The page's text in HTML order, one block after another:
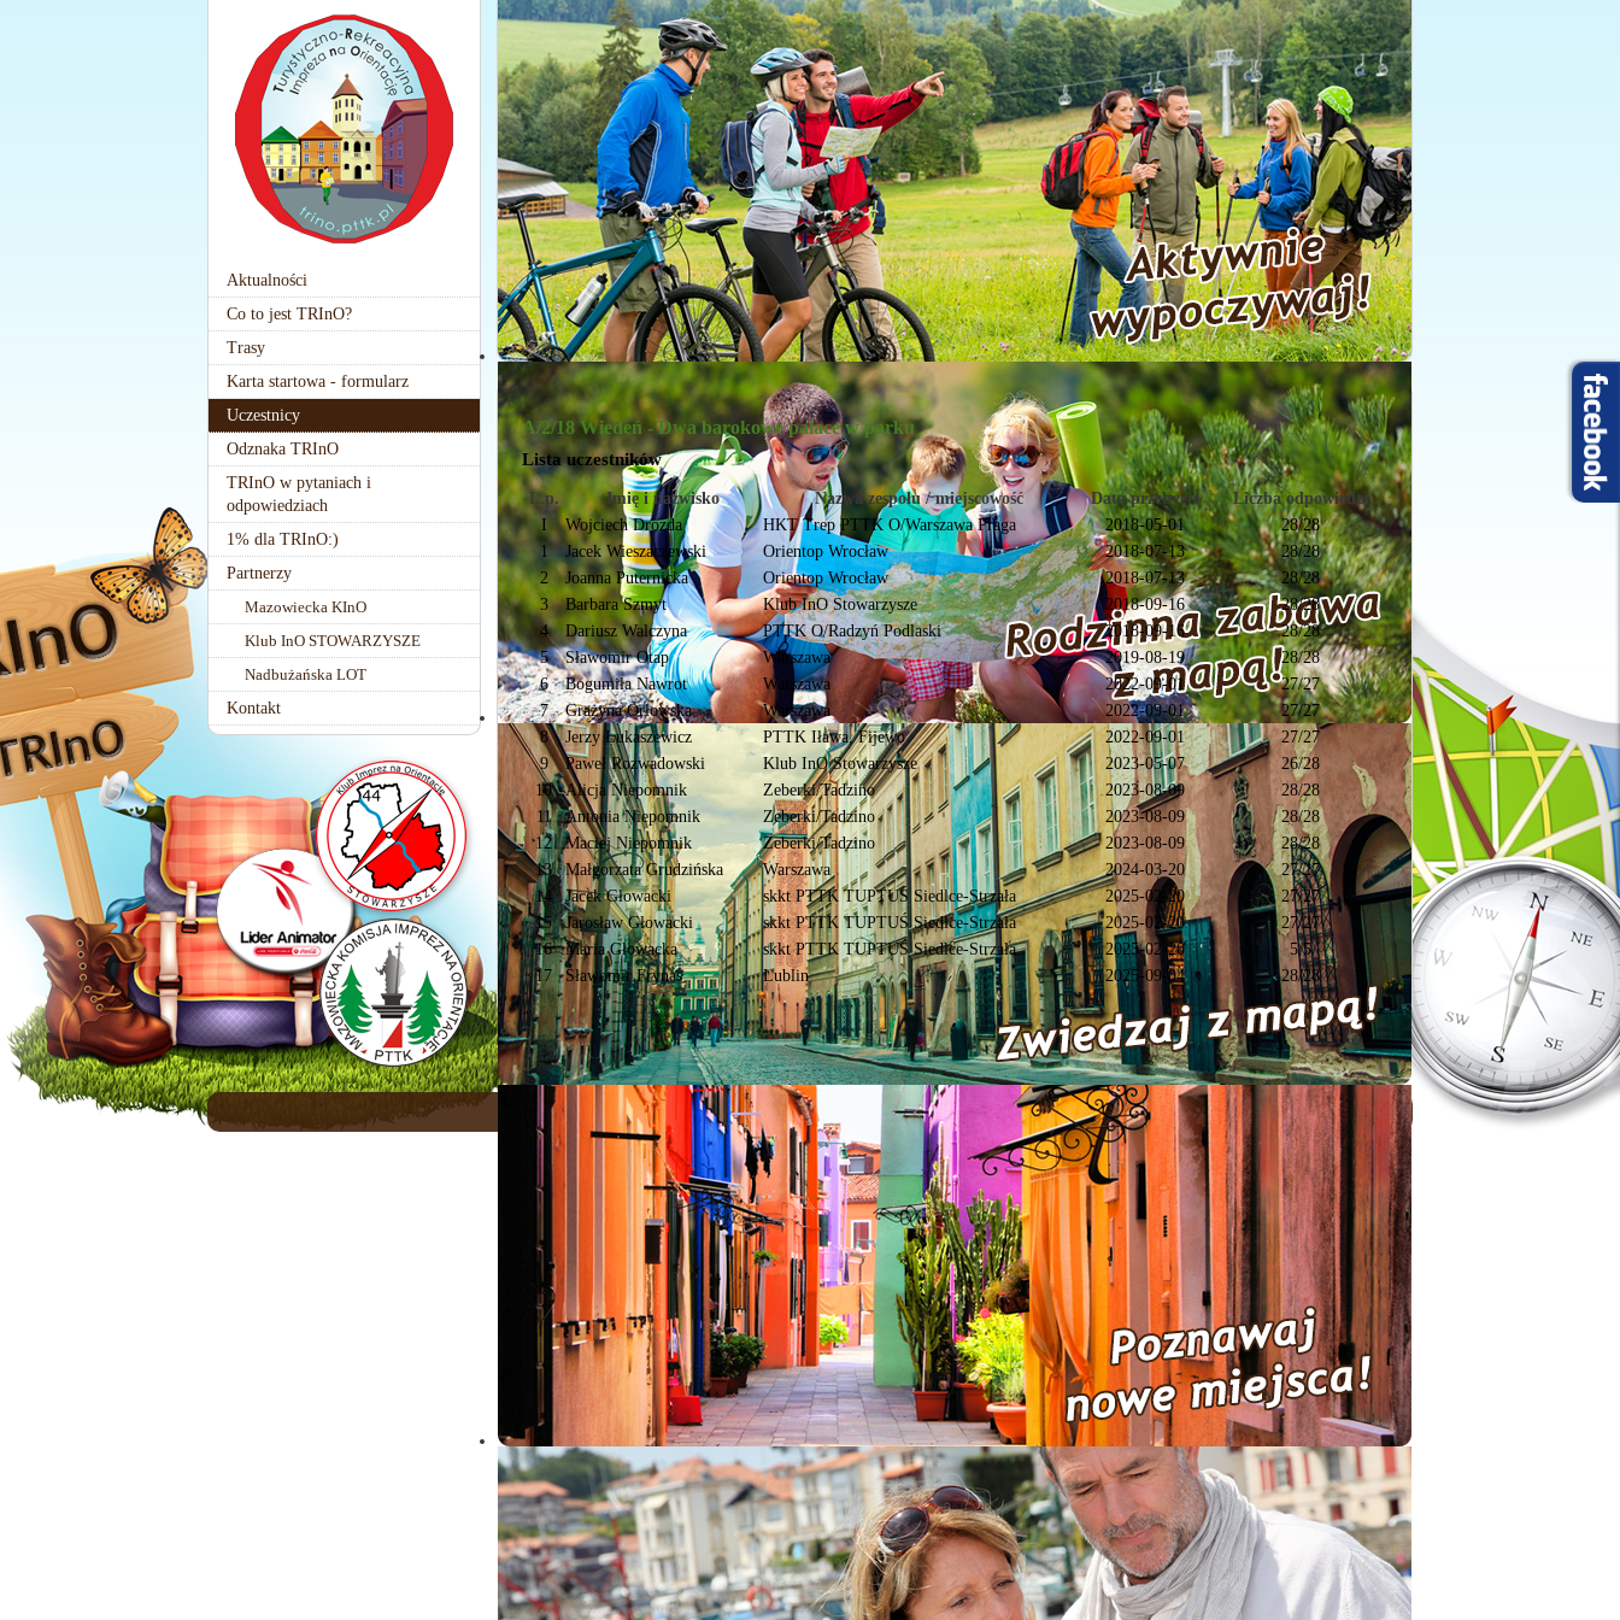
Aktualności
Co to jest TRInO?
Trasy
Karta startowa - formularz
Uczestnicy
Odznaka TRInO
TRInO w pytaniach i
odpowiedziach
1% dla TRInO:)
Partnerzy
Mazowiecka KInO
Klub InO STOWARZYSZE
Nadbużańska LOT
Kontakt
A/2/18 Wiedeń - Dwa barokowe pałace w parku
Lista uczestników
L.p. Imię i nazwisko Nazwa zespołu / miejscowość Data przebycia
Liczba odpowiedzi
I
Wojciech Drozda HKT Trep PTTK O/Warszawa Praga 2018-05-01
28/28
1
Jacek Wieszaczewski Orientop Wrocław 2018-07-13
28/28
2
Joanna Puternicka Orientop Wrocław 2018-07-13
28/28
3
Barbara Szmyt Klub InO Stowarzysze 2018-09-16
28/28
4
Dariusz Walczyna PTTK O/Radzyń Podlaski 2018-09-16
28/28
5
Sławomir Otap Warszawa 2019-08-19
28/28
6
Bogumiła Nawrot Warszawa 2022-09-01
27/27
7
Grażyna Orłowska Warszawa 2022-09-01
27/27
8
Jerzy Łukaszewicz PTTK Iława, Fijewo 2022-09-01
27/27
9
Paweł Rozwadowski Klub InO Stowarzysze 2023-05-07
26/28
10
Alicja Niepomnik Zeberki/Tadzino 2023-08-09
28/28
11
Antonia Niepomnik Zeberki/Tadzino 2023-08-09
28/28
12
Maciej Niepomnik Zeberki/Tadzino 2023-08-09
28/28
13
Małgorzata Grudzińska Warszawa 2024-03-20
27/27
14
Jacek Głowacki skkt PTTK TUPTUŚ Siedlce-Strzała 2025-02-20
27/27
15
Jarosław Głowacki skkt PTTK TUPTUŚ Siedlce-Strzała 2025-02-20
27/27
16
Maria Głowacka skkt PTTK TUPTUŚ Siedlce-Strzała 2025-02-20
5/5
17
Sławomir Frynas Lublin 2025-09-04 28/28